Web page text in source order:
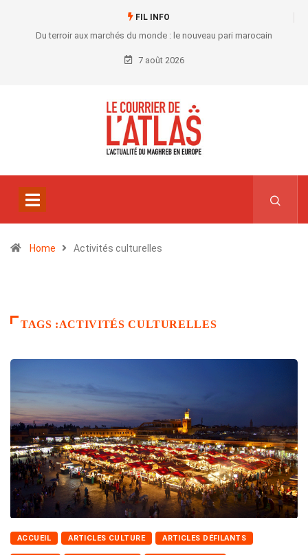
FIL INFO
Du terroir aux marchés du monde : le nouveau pari marocain
7 août 2026
Home Activités culturelles
TAGS :ACTIVITÉS CULTURELLES
ACCUEIL ARTICLES CULTURE ARTICLES DÉFILANTS